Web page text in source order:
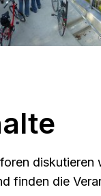
finden die